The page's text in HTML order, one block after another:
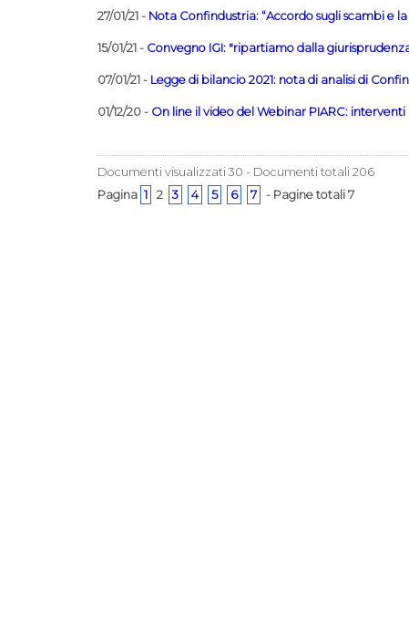
27/01/21 - Nota Confindustria: “Accordo sugli scambi e
15/01/21 - Convegno IGI: "ripartiamo dalla
07/01/21 - Legge di bilancio 2021: nota di analisi di
01/12/20 - On line il video del Webinar PIARC:
Documenti visualizzati 30 - Documenti totali 206
Pagina 1 2 3 4 5 6 7 - Pagine totali 7